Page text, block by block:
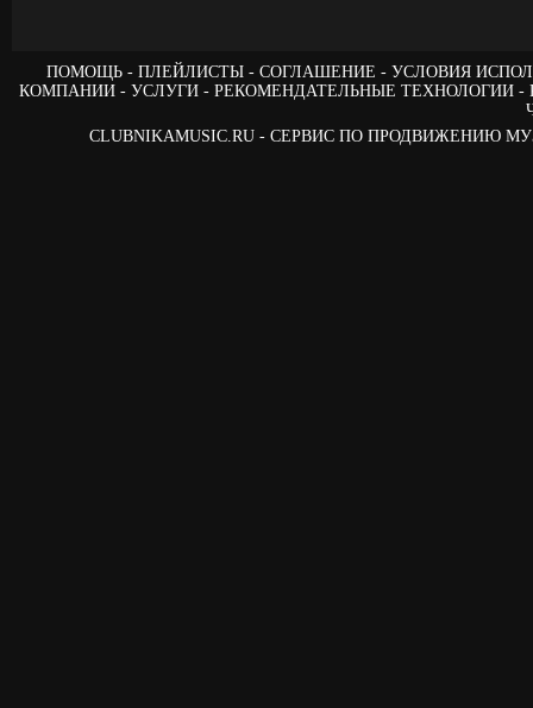
ПОМОЩЬ ПЛЕЙЛИСТЫ СОГЛАШЕНИЕ
УСЛОВИЯ
КОМПАНИИ
УСЛУГИ РЕКОМЕНДАТЕЛЬНЫЕ ТЕХНОЛОГИИ
CLUBNIKAMUSIC.RU - СЕРВИС ПО ПРОДВИЖЕНИЮ